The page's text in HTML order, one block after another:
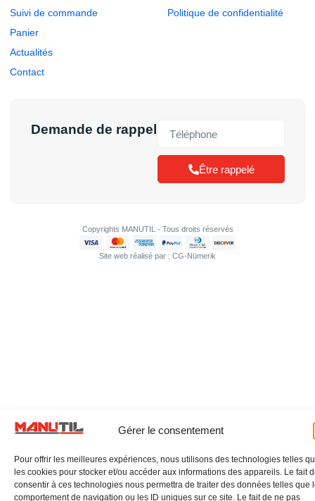
Gérer le consentement
Pour offrir les meilleures expériences, nous utilisons des technologies telles
les cookies pour stocker et/ou accéder aux informations des appareils. Le fait
consentir à ces technologies nous permettra de traiter des données telles que
comportement de navigation ou les ID uniques sur ce site. Le fait de ne pas
Suivi de commande
Panier
Actualités
Contact
Politique de confidentialité
Demande de rappel
Être rappelé
Copyrights MANUTIL - Tous droits réservés
Site web réalisé par : CG-Nümerik